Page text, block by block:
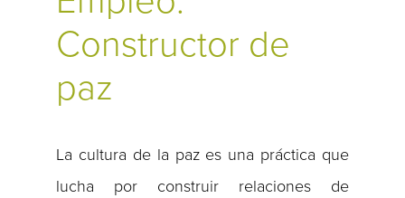
Constructor de
paz
La cultura de la paz es una práctica que
lucha por construir relaciones de